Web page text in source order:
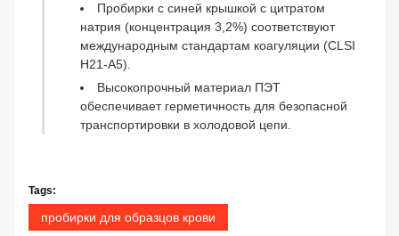
Пробирки с синей крышкой с цитратом
натрия (концентрация 3,2%) соответствуют
международным стандартам коагуляции (CLSI
H21-A5).
Высокопрочный материал ПЭТ
обеспечивает герметичность для безопасной
транспортировки в холодовой цепи.
Tags:
пробирки для образцов крови